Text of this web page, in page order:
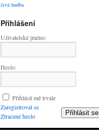
živá hudba
Přihlášení
Uživatelské jméno:
Heslo:
Přihlásit mě trvale
Přihlásit se
Zaregistrovat se
Ztracené heslo